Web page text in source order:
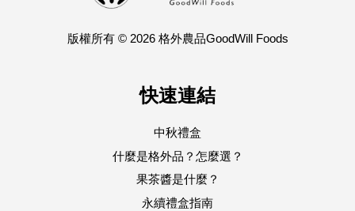
版權所有 © 2026 格外農品GoodWill Foods
快速連結
中秋禮盒
什麼是格外品？怎麼選？
果茶醬是什麼？
永續禮盒指南